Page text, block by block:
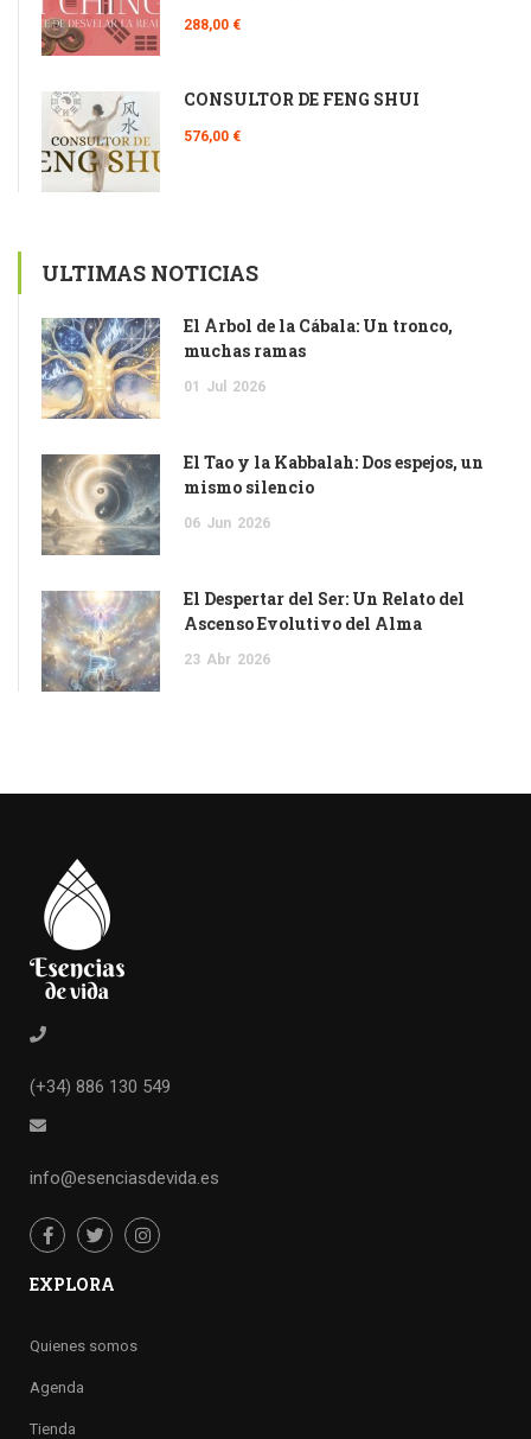
288,00 €
CONSULTOR DE FENG SHUI
576,00 €
ULTIMAS NOTICIAS
El Árbol de la Cábala: Un tronco,
muchas ramas
01 Jul 2026
El Tao y la Kabbalah: Dos espejos, un
mismo silencio
06 Jun 2026
El Despertar del Ser: Un Relato del
Ascenso Evolutivo del Alma
23 Abr 2026
(+34) 886 130 549
info@esenciasdevida.es
EXPLORA
Quienes somos
Agenda
Tienda